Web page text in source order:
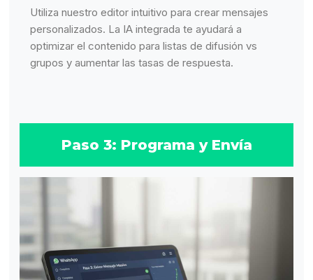
Utiliza nuestro editor intuitivo para crear mensajes
personalizados. La IA integrada te ayudará a
optimizar el contenido para listas de difusión vs
grupos y aumentar las tasas de respuesta.
Paso 3: Programa y Envía